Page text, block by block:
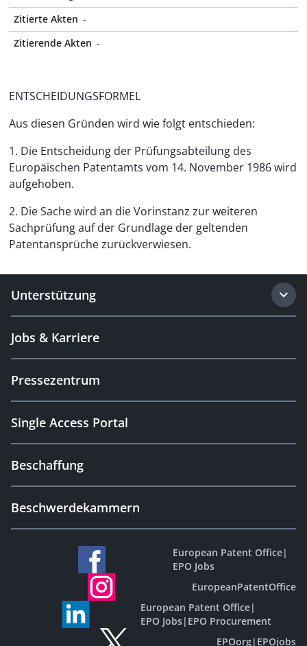
Zitierte Akten -
Zitierende Akten -
ENTSCHEIDUNGSFORMEL
Aus diesen Gründen wird wie folgt entschieden:
1. Die Entscheidung der Prüfungsabteilung des
Europäischen Patentamts vom 14. November 1986 wird
aufgehoben.
2. Die Sache wird an die Vorinstanz zur weiteren
Sachprüfung auf der Grundlage der geltenden
Patentansprüche zurückverwiesen.
Unterstützung
Jobs & Karriere
Pressezentrum
Single Access Portal
Beschaffung
Beschwerdekammern
European Patent Office|
EPO Jobs
EuropeanPatentOffice
European Patent Office|
EPO Jobs| EPO Procurement
EPOorg| EPOjobs